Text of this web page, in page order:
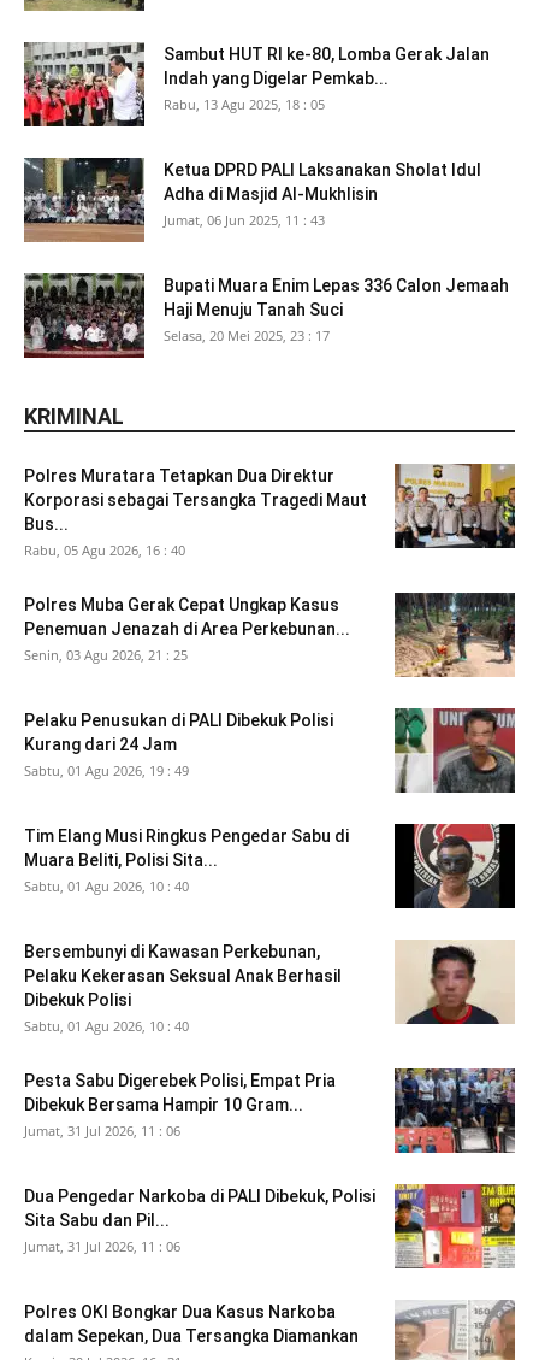
Sambut HUT RI ke-80, Lomba Gerak Jalan
Indah yang Digelar Pemkab...
Rabu, 13 Agu 2025, 18 : 05
Ketua DPRD PALI Laksanakan Sholat Idul
Adha di Masjid Al-Mukhlisin
Jumat, 06 Jun 2025, 11 : 43
Bupati Muara Enim Lepas 336 Calon Jemaah
Haji Menuju Tanah Suci
Selasa, 20 Mei 2025, 23 : 17
KRIMINAL
Polres Muratara Tetapkan Dua Direktur
Korporasi sebagai Tersangka Tragedi Maut
Bus...
Rabu, 05 Agu 2026, 16 : 40
Polres Muba Gerak Cepat Ungkap Kasus
Penemuan Jenazah di Area Perkebunan...
Senin, 03 Agu 2026, 21 : 25
Pelaku Penusukan di PALI Dibekuk Polisi
Kurang dari 24 Jam
Sabtu, 01 Agu 2026, 19 : 49
Tim Elang Musi Ringkus Pengedar Sabu di
Muara Beliti, Polisi Sita...
Sabtu, 01 Agu 2026, 10 : 40
Bersembunyi di Kawasan Perkebunan,
Pelaku Kekerasan Seksual Anak Berhasil
Dibekuk Polisi
Sabtu, 01 Agu 2026, 10 : 40
Pesta Sabu Digerebek Polisi, Empat Pria
Dibekuk Bersama Hampir 10 Gram...
Jumat, 31 Jul 2026, 11 : 06
Dua Pengedar Narkoba di PALI Dibekuk, Polisi
Sita Sabu dan Pil...
Jumat, 31 Jul 2026, 11 : 06
Polres OKI Bongkar Dua Kasus Narkoba
dalam Sepekan, Dua Tersangka Diamankan